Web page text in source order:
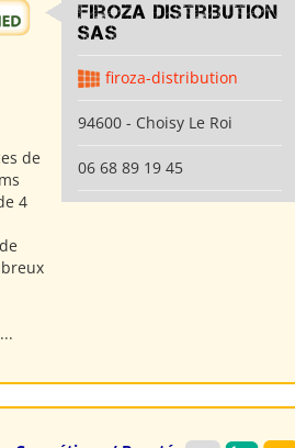
de
4
Firoza Distribution
SAS
firoza-distribution
94600 - Choisy Le Roi
06 68 89 19 45